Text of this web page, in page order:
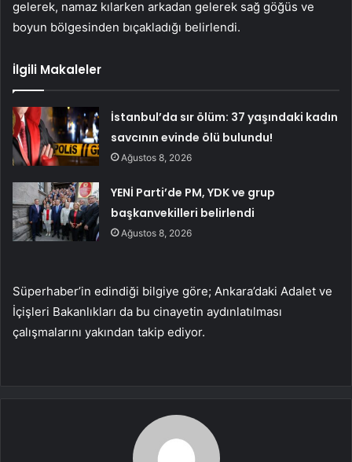
gelerek, namaz kılarken arkadan gelerek sağ göğüs ve
boyun bölgesinden bıçakladığı belirlendi.
İlgili Makaleler
İstanbul’da sır ölüm: 37 yaşındaki kadın
savcının evinde ölü bulundu!
Ağustos 8, 2026
YENİ Parti’de PM, YDK ve grup
başkanvekilleri belirlendi
Ağustos 8, 2026
Süperhaber’in edindiği bilgiye göre; Ankara’daki Adalet ve
İçişleri Bakanlıkları da bu cinayetin aydınlatılması
çalışmalarını yakından takip ediyor.